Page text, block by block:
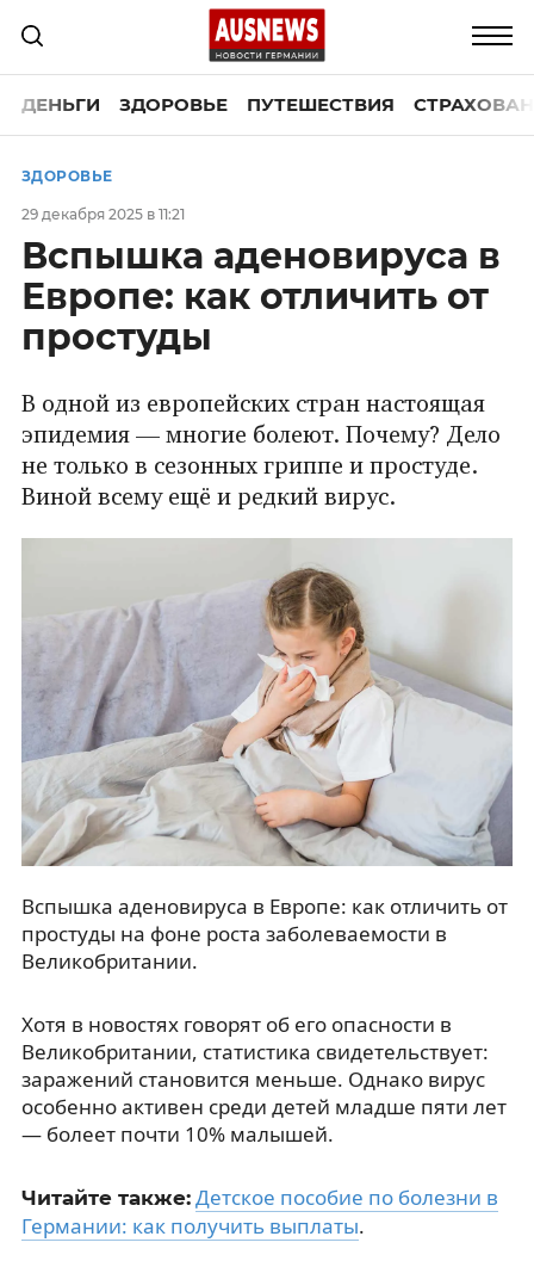
ДЕНЬГИ ЗДОРОВЬЕ ПУТЕШЕСТВИЯ
ЗДОРОВЬЕ
29 декабря 2025 в 11:21
Вспышка аденовируса в
Европе: как отличить от
простуды
В одной из европейских стран настоящая
эпидемия — многие болеют. Почему? Дело
не только в сезонных гриппе и простуде.
Виной всему ещё и редкий вирус.
Вспышка аденовируса в Европе: как отличить от
простуды на фоне роста заболеваемости в
Великобритании.
Хотя в новостях говорят об его опасности в
Великобритании, статистика свидетельствует:
заражений становится меньше. Однако вирус
особенно активен среди детей младше пяти лет
— болеет почти 10% малышей.
Читайте также: Детское пособие по болезни в
Германии: как получить выплаты.